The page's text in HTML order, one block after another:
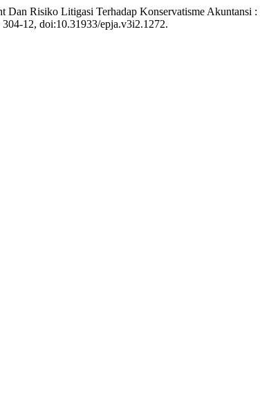
Risiko Litigasi Terhadap Konservatisme Akuntansi
12, doi:10.31933/epja.v3i2.1272.